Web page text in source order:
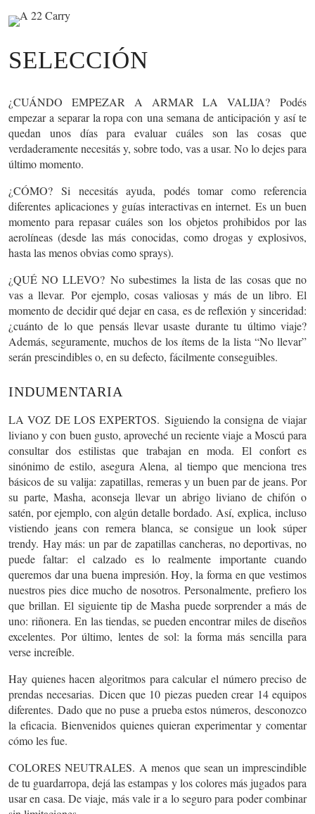
SELECCIÓN
¿CUÁNDO EMPEZAR A ARMAR LA VALIJA? Podés
empezar a separar la ropa con una semana de anticipación y así te
quedan unos días para evaluar cuáles son las cosas que
verdaderamente necesitás y, sobre todo, vas a usar. No lo dejes para
último momento.
¿CÓMO? Si necesitás ayuda, podés tomar como referencia
diferentes aplicaciones y guías interactivas en internet. Es un buen
momento para repasar cuáles son los objetos prohibidos por las
aerolíneas (desde las más conocidas, como drogas y explosivos,
hasta las menos obvias como sprays).
¿QUÉ NO LLEVO? No subestimes la lista de las cosas que no
vas a llevar. Por ejemplo, cosas valiosas y más de un libro. El
momento de decidir qué dejar en casa, es de reflexión y sinceridad:
¿cuánto de lo que pensás llevar usaste durante tu último viaje?
Además, seguramente, muchos de los ítems de la lista “No llevar”
serán prescindibles o, en su defecto, fácilmente conseguibles.
INDUMENTARIA
LA VOZ DE LOS EXPERTOS. Siguiendo la consigna de viajar
liviano y con buen gusto, aproveché un reciente viaje a Moscú para
consultar dos estilistas que trabajan en moda.El confort es
sinónimo de estilo, asegura Alena, al tiempo que menciona tres
básicos de su valija:zapatillas, remeras y un buen par de jeans. Por
su parte, Masha, aconseja llevar unabrigo liviano de chifón o
satén, por ejemplo, con algún detalle bordado. Así, explica, incluso
vistiendo jeans con remera blanca, se consigue un look súper
trendy. Hay más: un par dezapatillas cancheras, no deportivas, no
puede faltar: el calzado es lo realmente importante cuando
queremos dar una buena impresión. Hoy, la forma en que vestimos
nuestros pies dice mucho de nosotros. Personalmente, prefiero los
que brillan.El siguiente tip de Masha puede sorprender a más de
uno:riñonera. En las tiendas, se pueden encontrar miles de diseños
excelentes. Por último, lentes de sol:la forma más sencilla para
verse increíble.
Hay quienes hacen algoritmos para calcular el número preciso de
prendas necesarias. Dicen que 10 piezas pueden crear 14 equipos
diferentes. Dado que no puse a prueba estos números, desconozco
la eficacia. Bienvenidos quienes quieran experimentar y comentar
cómo les fue.
COLORES NEUTRALES. A menos que sean un imprescindible
de tu guardarropa, dejá las estampas y los colores más jugados para
usar en casa. De viaje, más vale ir a lo seguro para poder combinar